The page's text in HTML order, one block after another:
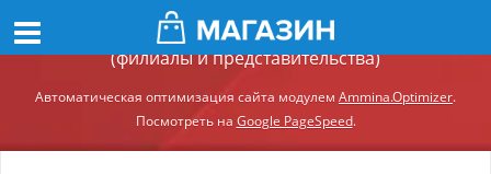
Демонстрационный сайт модуля Ammina.Регионы
(филиалы и представительства)
Автоматическая оптимизация сайта модулем Ammina.Optimizer.
Посмотреть на Google PageSpeed.